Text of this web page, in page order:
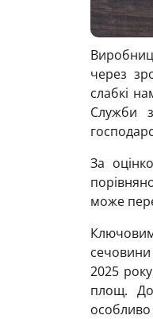
через
слабкі
Служби
За
може
2025
площ.